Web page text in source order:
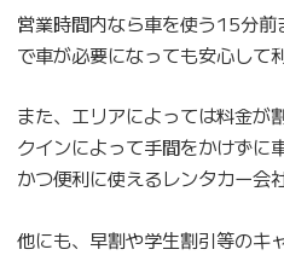
営業時間内なら車を使う15分
で車が必要になっても安心して
また、エリアによっては料金が
クインによって手間をかけずに
かつ便利に使えるレンタカー会
他にも、早割や学生割引等のキ